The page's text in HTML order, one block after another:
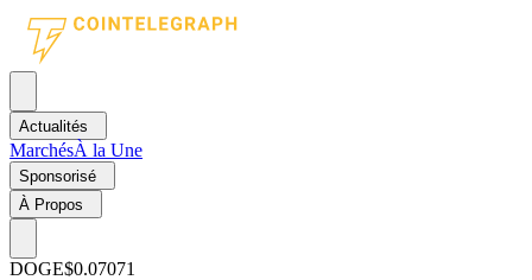
Actualités
MarchésÀ la Une
Sponsorisé
À Propos
DOGE$0.07071